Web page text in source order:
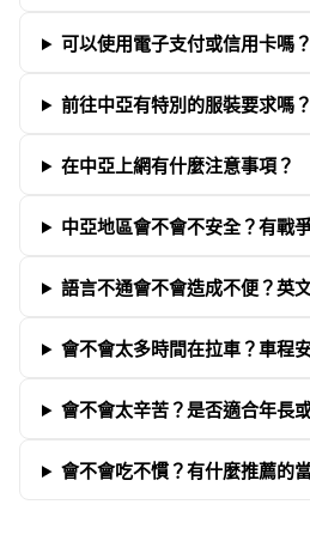
可以使用電子支付或信用卡嗎？
前往中亞有特別的服裝要求嗎？
在中亞上網有什麼注意事項？
中亞地區會不會不安全？有戰
語言不通會不會造成不便？英
會不會太多時間在拉車？車程
會不會太辛苦？是否適合年長
會不會吃不慣？有什麼推薦的